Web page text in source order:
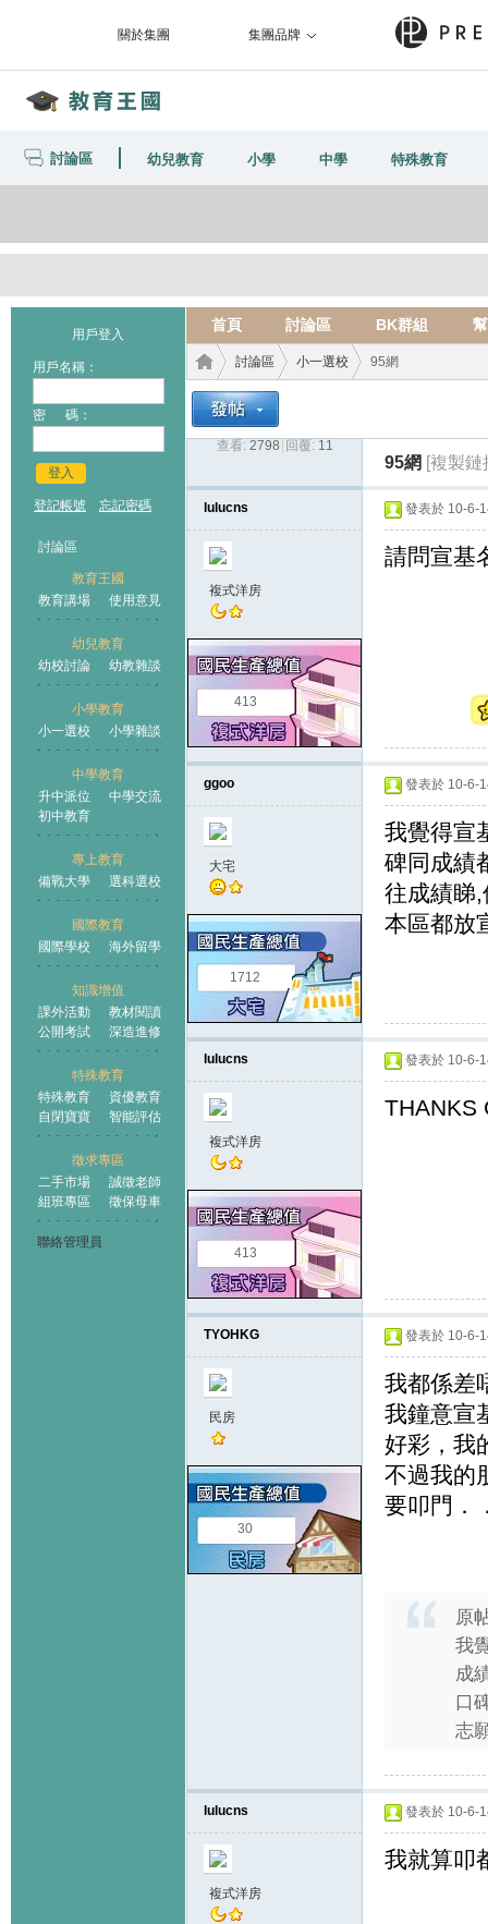
關於集團 集團品牌
討論區 幼兒教育 小學 中學 特殊教育
用戶登入
用戶名稱：
密 碼：
登入
登記帳號 忘記密碼
討論區
教育王國
教育講場
使用意見
幼兒教育
幼校討論
幼教雜談
小學教育
小一選校
小學雜談
中學教育
升中派位
中學交流
初中教育
專上教育
備戰大學
選科選校
國際教育
國際學校
海外留學
知識增值
課外活動
教材閱讀
公開考試
深造進修
特殊教育
特殊教育
資優教育
自閉寶寶
智能評估
徵求專區
二手市場
誠徵老師
組班專區
徵保母車
聯絡管理員
首頁 討論區 BK群組
王國
›
討論區
›
小一選校 95網
查看: 2798 回覆: 11
95網 [複製鏈
lulucns
複式洋房
413
發表於 10-6-
請問宣基
ggoo
大宅
1712
發表於 10-6-
我覺得宣
碑同成績
往成績睇
本區都放
lulucns
複式洋房
413
發表於 10-6-
THANKS
TYOHKG
民房
30
發表於 10-6-
我都係差
我鐘意宣
好彩，
不過我的
要叩門．
原
我
成
口
志
lulucns
複式洋房
發表於 10-6-
我就算叩